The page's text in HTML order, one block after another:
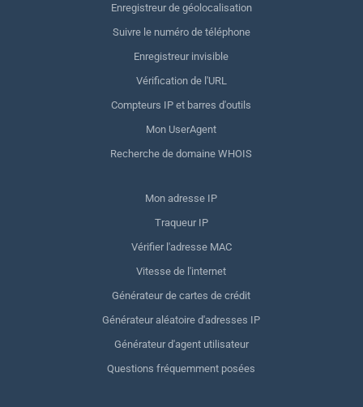
Enregistreur de géolocalisation
Suivre le numéro de téléphone
Enregistreur invisible
Vérification de l'URL
Compteurs IP et barres d'outils
Mon UserAgent
Recherche de domaine WHOIS
Mon adresse IP
Traqueur IP
Vérifier l'adresse MAC
Vitesse de l'internet
Générateur de cartes de crédit
Générateur aléatoire d'adresses IP
Générateur d'agent utilisateur
Questions fréquemment posées